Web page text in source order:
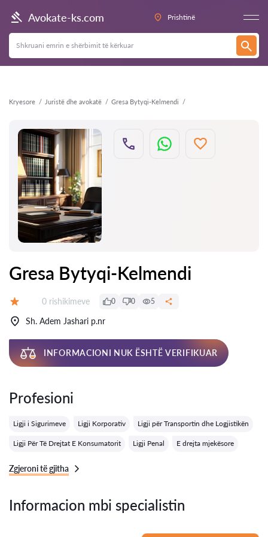
Avokate-ks.com Prishtinë
Kryesore Juristë dhe avokatë Gresa Bytyqi-Kelmendi
Kthehu
Gresa Bytyqi-Kelmendi
Rishikime:
0 rishikimeve 0 0 5
Sh. Adem Jashari p.nr
INFORMACIONI NUK ËSHTË VERIFIKUAR
Profesioni
Ligji i Sigurimeve Ligji Korporativ Ligji për Transportin dhe Logjistikën
Ligji Për Të Drejtat E Konsumatorit Ligji Penal E drejta mjekësore
Zgjeroni të gjitha
Informacion mbi specialistin